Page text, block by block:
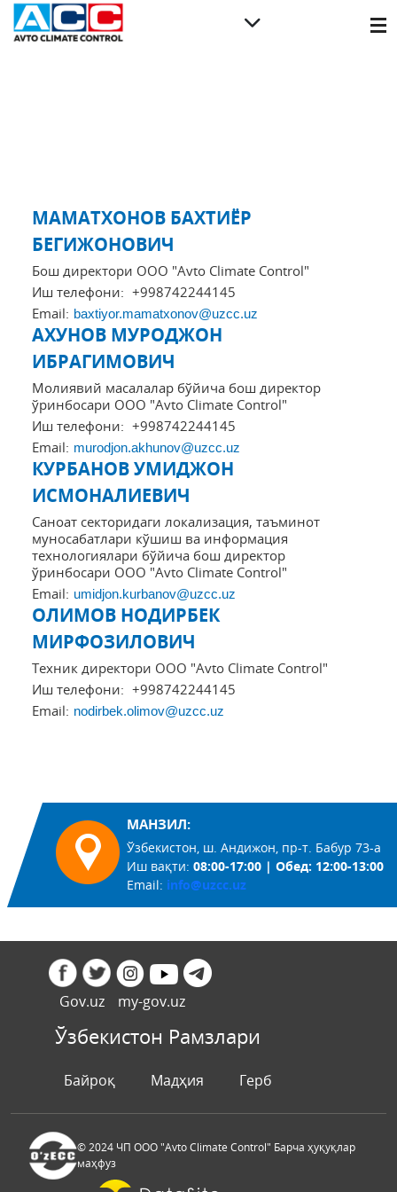
МАМАТХОНОВ БАХТИЁР
БЕГИЖОНОВИЧ
Бош директори ООО "Avto Climate Control"
Иш телефони: +998742244145
Email: baxtiyor.mamatxonov@uzcc.uz
АХУНОВ МУРОДЖОН
ИБРАГИМОВИЧ
Молиявий масалалар бўйича бош директор
ўринбосари ООО "Avto Climate Control"
Иш телефони: +998742244145
Email: murodjon.akhunov@uzcc.uz
КУРБАНОВ УМИДЖОН
ИСМОНАЛИЕВИЧ
Саноат секторидаги локализация, таъминот
муносабатлари кўшиш ва информация
технологиялари бўйича бош директор
ўринбосари ООО "Avto Climate Control"
Email: umidjon.kurbanov@uzcc.uz
ОЛИМОВ НОДИРБЕК
МИРФОЗИЛОВИЧ
Техник директори ООО "Avto Climate Control"
Иш телефони: +998742244145
Email: nodirbek.olimov@uzcc.uz
Gov.uz my-gov.uz
МАНЗИЛ:
Ўзбекистон, ш. Андижон, пр-т. Бабур 73-а
Иш вақти: 08:00-17:00 | Обед: 12:00-13:00
Email: info@uzcc.uz
Ўзбекистон Рамзлари
Байроқ Мадҳия Герб
© 2024 ЧП ООО "Avto Climate Control" Барча ҳуқуқлар
маҳфуз